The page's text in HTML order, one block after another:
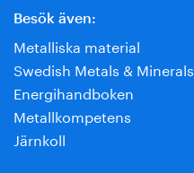
Besök även:
Metalliska material
Swedish Metals & Minerals
Energihandboken
Metallkompetens
Järnkoll